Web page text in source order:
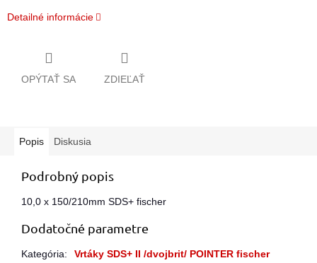
Detailné informácie
OPÝTAŤ SA ZDIEĽAŤ
Popis Diskusia
Podrobný popis
10,0 x 150/210mm SDS+ fischer
Dodatočné parametre
Kategória:
Vrtáky SDS+ II /dvojbrit/ POINTER fischer